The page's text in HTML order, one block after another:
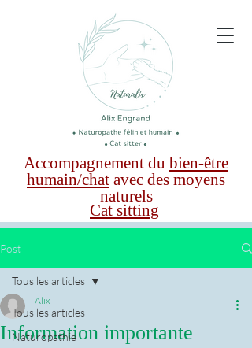
Accompagnement du bien-être
humain/chat avec des moyens
naturels
Cat sitting
Post
Tous les articles
Naturopathie
Tous les articles
Information importante
Alix